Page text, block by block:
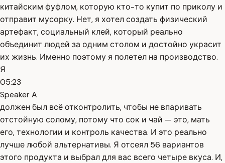
китайским фуфлом, которую кто-то купит по приколу и
отправит мусорку. Нет, я хотел создать физический
артефакт, социальный клей, который реально
объединит людей за одним столом и достойно украсит
их жизнь. Именно поэтому я полетел на производство.
Я
05:23
Speaker A
должен был всё отконтролить, чтобы не впаривать
отстойную солому, потому что сок и чай — это, мать
его, технологии и контроль качества. И это реально
лучше любой альтернативы. Я отсеял 56 вариантов
этого продукта и выбрал для вас всего четыре вкуса. И,